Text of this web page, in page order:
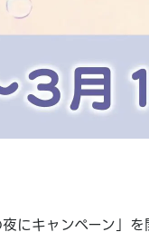
にキャンペーン」を